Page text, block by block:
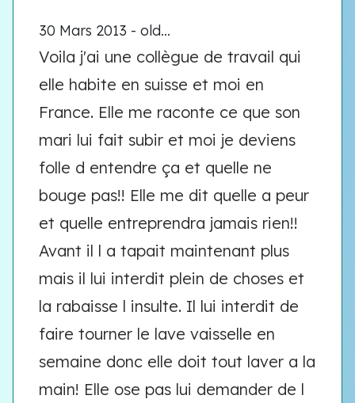
30 Mars 2013 - old...
Voila j'ai une collègue de travail qui
elle habite en suisse et moi en
France. Elle me raconte ce que son
mari lui fait subir et moi je deviens
folle d entendre ça et quelle ne
bouge pas!! Elle me dit quelle a peur
et quelle entreprendra jamais rien!!
Avant il l a tapait maintenant plus
mais il lui interdit plein de choses et
la rabaisse l insulte. Il lui interdit de
faire tourner le lave vaisselle en
semaine donc elle doit tout laver a la
main! Elle ose pas lui demander de l